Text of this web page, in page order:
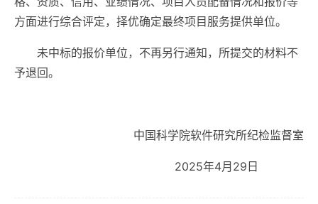
方面进行综合评定，择优确定最终项目服务提供单位。
未中标的报价单位，不再另行通知，所提交的材料不
予退回。
中国科学院软件研究所纪检监督室
2025年4月29日